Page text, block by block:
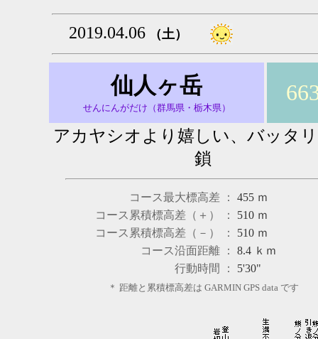
2019.04.06 （土）
仙人ヶ岳
せんにんがだけ（群馬県・栃木県）
アカヤシオより嬉しい、バッタ
鎖
コース最大標高差 ： 455 ｍ
コース累積標高差（＋） ：
510 ｍ
コース累積標高差（－） ：
510 ｍ
コース沿面距離 ：
8.4 ｋｍ
行動時間 ：
5'30"
＊ 距離と累積標高差は GARMIN GPS data です